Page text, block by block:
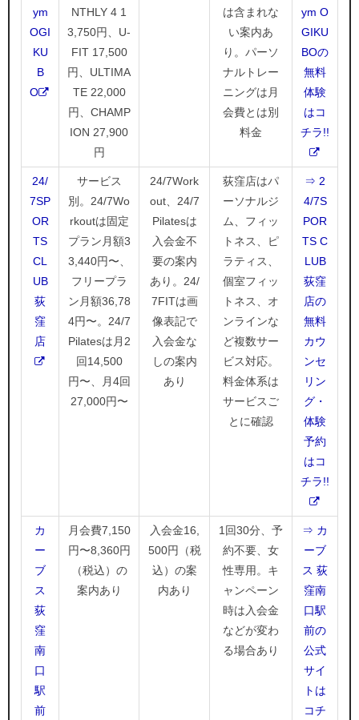
ym
OGI
KU
B
O
NTHLY 4 1
3,750円、U-
FIT 17,500
円、ULTIMA
TE 22,000
円、CHAMP
ION 27,900
円
は含まれな
い案内あ
り。パーソ
ナルトレー
ニングは月
会費とは別
料金
ym O
GIKU
BOの
無料
体験
はコ
チラ!!
24/
7SP
OR
TS
CL
UB
荻
窪
店
サービス
別。24/7Wo
rkoutは固定
プラン月額3
3,440円〜、
フリープラ
ン月額36,78
4円〜。24/7
Pilatesは月2
回14,500
円〜、月4回
27,000円〜
24/7Work
out、24/7
Pilatesは
入会金不
要の案内
あり。24/
7FITは画
像表記で
入会金な
しの案内
あり
荻窪店はパ
ーソナルジ
ム、フィッ
トネス、ピ
ラティス、
個室フィッ
トネス、オ
ンラインな
ど複数サー
ビス対応。
料金体系は
サービスご
とに確認
⇒ 2
4/7S
POR
TS C
LUB
荻窪
店の
無料
カウ
ンセ
リン
グ・
体験
予約
はコ
チラ!!
カ
ー
ブ
ス
荻
窪
南
口
駅
前
月会費7,150
円〜8,360円
（税込）の
案内あり
入会金16,
500円（税
込）の案
内あり
1回30分、予
約不要、女
性専用。キ
ャンペーン
時は入会金
などが変わ
る場合あり
⇒ カ
ーブ
ス 荻
窪南
口駅
前の
公式
サイ
トは
コチ